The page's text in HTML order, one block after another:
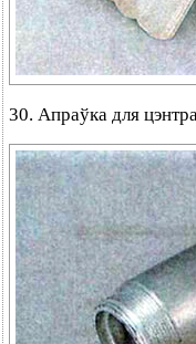
30. Апраўка для